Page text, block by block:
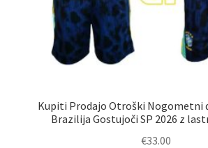
Kupiti Prodajo Otroški Nogometni
Brazilija Gostujoči SP 2026 z
€33.00